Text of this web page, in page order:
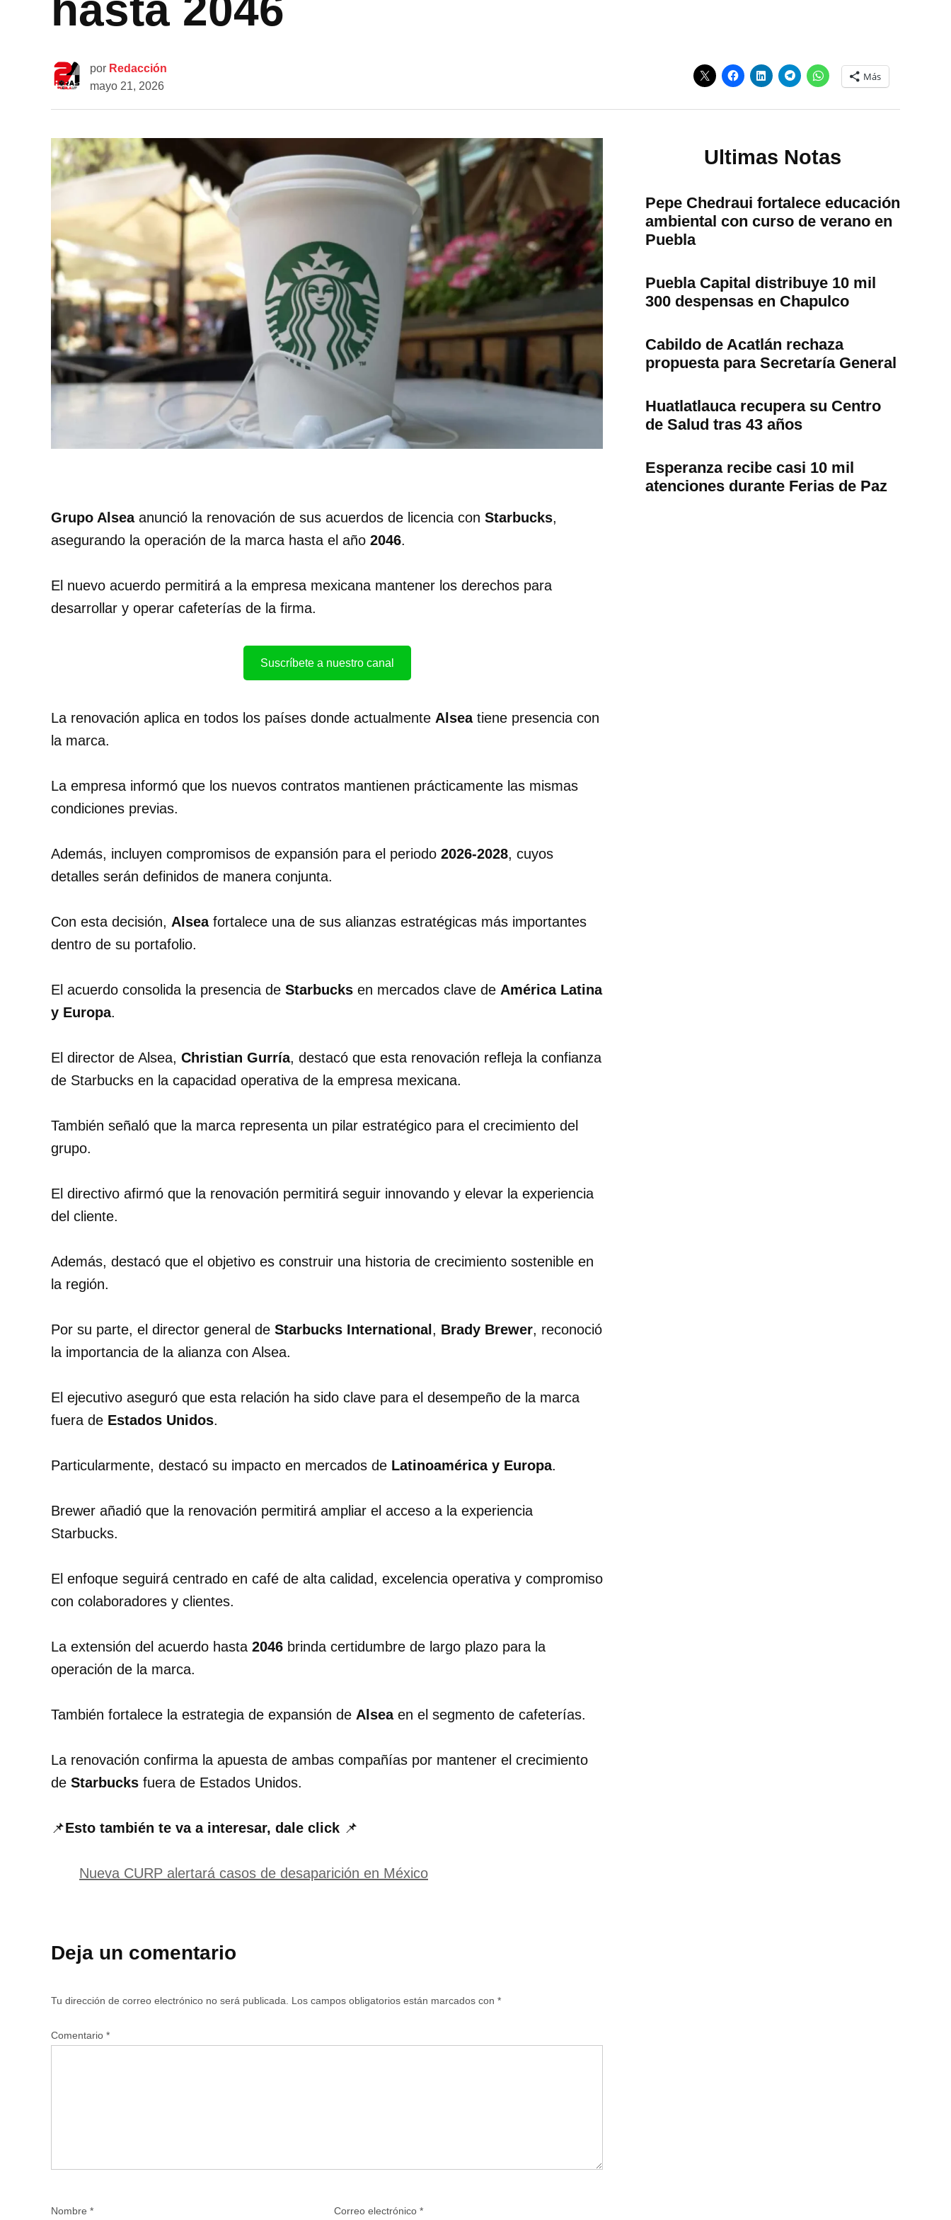
por Redacción
mayo 21, 2026
Más
Grupo Alseaanunció la renovación de sus acuerdos de licencia con Starbucks,
asegurando la operación de la marca hasta el año 2046.
El nuevo acuerdo permitirá a la empresa mexicana mantener los derechos para
desarrollar y operar cafeterías de la firma.
Suscríbete a nuestro canal
La renovación aplica en todos los países donde actualmente Alseatiene presencia con
la marca.
La empresa informó que los nuevos contratos mantienen prácticamente las mismas
condiciones previas.
Además, incluyen compromisos de expansión para el periodo 2026-2028, cuyos
detalles serán definidos de manera conjunta.
Con esta decisión, Alseafortalece una de sus alianzas estratégicas más importantes
dentro de su portafolio.
El acuerdo consolida la presencia de Starbucks en mercados clave de América Latina
y Europa.
El director de Alsea, Christian Gurría, destacó que esta renovación refleja la confianza
de Starbucks en la capacidad operativa de la empresa mexicana.
También señaló que la marca representa un pilar estratégico para el crecimiento del
grupo.
El directivo afirmó que la renovación permitirá seguir innovando y elevar la experiencia
del cliente.
Además, destacó que el objetivo es construir una historia de crecimiento sostenible en
la región.
Por su parte, el director general de Starbucks International , Brady Brewer, reconoció
la importancia de la alianza con Alsea.
El ejecutivo aseguró que esta relación ha sido clave para el desempeño de la marca
fuera de Estados Unidos.
Particularmente, destacó su impacto en mercados de Latinoamérica y Europa.
Brewer añadió que la renovación permitirá ampliar el acceso a la experiencia
Starbucks.
El enfoque seguirá centrado en café de alta calidad, excelencia operativa y compromiso
con colaboradores y clientes.
La extensión del acuerdo hasta 2046 brinda certidumbre de largo plazo para la
operación de la marca.
También fortalece la estrategia de expansión de Alseaen el segmento de cafeterías.
La renovación confirma la apuesta de ambas compañías por mantener el crecimiento
de Starbucks fuera de Estados Unidos.
📌Esto también te va a interesar, dale click 📌
Nueva CURP alertará casos de desaparición en México
Deja un comentario
Tu dirección de correo electrónico no será publicada. Los campos obligatorios están marcados con *
Comentario *
Nombre * Correo electrónico *
Ultimas Notas
Pepe Chedraui fortalece educación
ambiental con curso de verano en
Puebla
Puebla Capital distribuye 10 mil
300 despensas en Chapulco
Cabildo de Acatlán rechaza
propuesta para Secretaría General
Huatlatlauca recupera su Centro
de Salud tras 43 años
Esperanza recibe casi 10 mil
atenciones durante Ferias de Paz